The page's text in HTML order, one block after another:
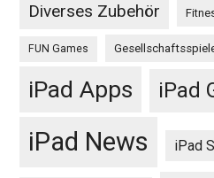
Diverses Zubehör
FUN Games
iPad Apps iPad
iPad News iPad